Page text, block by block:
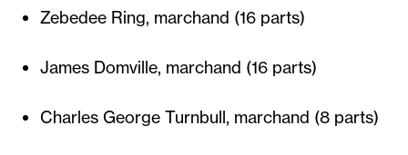
Zebedee Ring, marchand (16 parts)
James Domville, marchand (16 parts)
Charles George Turnbull, marchand (8 parts)